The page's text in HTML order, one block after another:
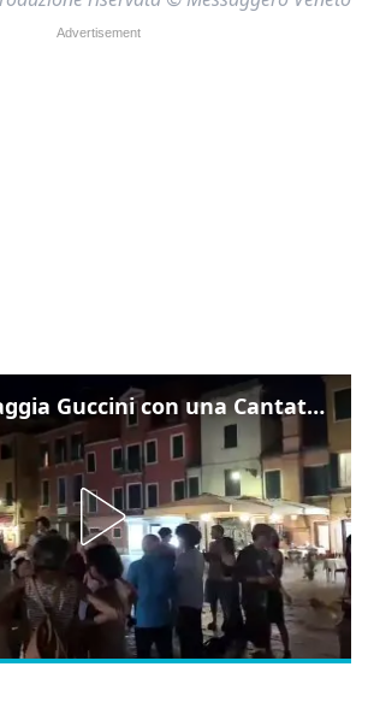
Venezia omaggia Guccini con una Cantata Anarchica in campo Santa Margherita